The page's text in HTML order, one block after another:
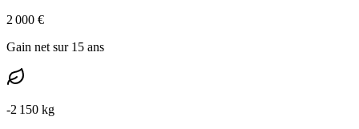
2 000 €
Gain net sur 15 ans
-2 150 kg